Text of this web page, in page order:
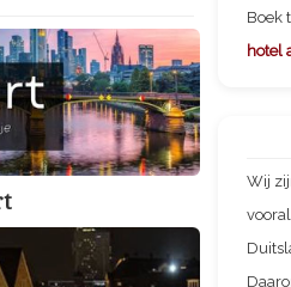
Boek
hotel
Wij